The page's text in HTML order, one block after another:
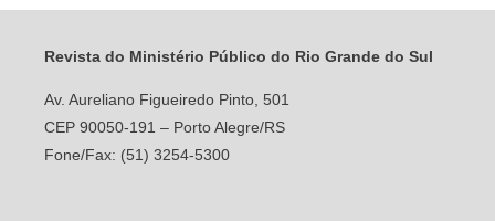
Revista do Ministério Público do Rio Grande do Sul
Av. Aureliano Figueiredo Pinto, 501
CEP 90050-191 – Porto Alegre/RS
Fone/Fax: (51) 3254-5300